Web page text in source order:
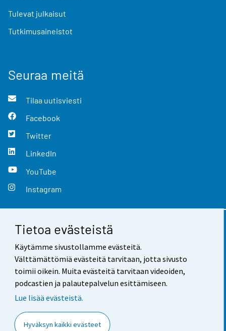
Tietoa evästeistä
Käytämme sivustollamme evästeitä.
Välttämättömiä evästeitä tarvitaan, jotta sivusto
toimii oikein. Muita evästeitä tarvitaan videoiden,
podcastien ja palautepalvelun esittämiseen.
Lue lisää evästeistä.
Hyväksyn kaikki evästeet
Tulevat julkaisut
Tutkimusaineistot
Seuraa meitä
Tilaa uutisviesti
Facebook
Twitter
LinkedIn
YouTube
Instagram
Yhteystiedot
Palaute
Käyttöehdot
Saavutettavuus